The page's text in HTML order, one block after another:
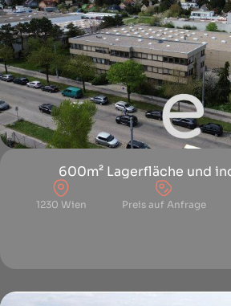
600m² Lagerfläche und
1230 Wien Preis auf Anfrage